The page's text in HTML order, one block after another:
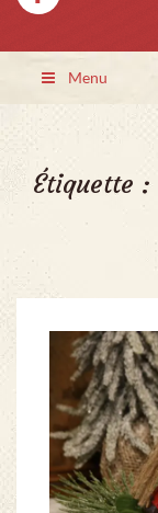
Menu
Étiquette :